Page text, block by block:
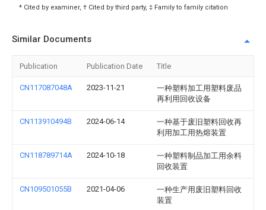
* Cited by examiner, † Cited by third party, ‡ Family to family citation
Similar Documents
Publication Publication Date Title
CN117087048A 2023-11-21
一种塑料加工用塑料废品
再利用回收设备
CN113910494B 2024-06-14
一种基于废旧塑料回收再
利用加工用热熔装置
CN118789714A 2024-10-18
一种塑料制品加工用余料
回收装置
CN109501055B 2021-04-06
一种生产用废旧塑料回收
装置